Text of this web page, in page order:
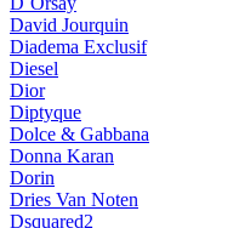
David Jourquin
Diadema Exclusif
Diesel
Dior
Diptyque
Dolce & Gabbana
Donna Karan
Dorin
Dries Van Noten
Dsquared2